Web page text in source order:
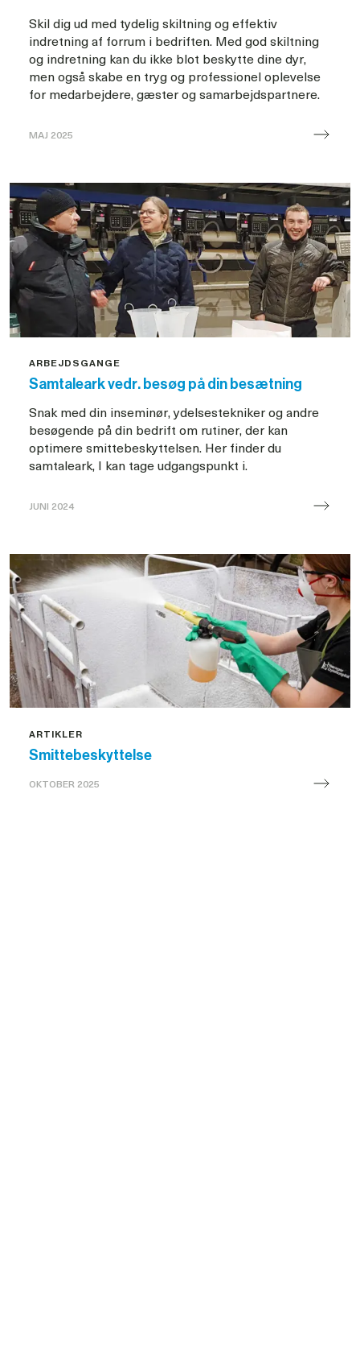
Skil dig ud med tydelig skiltning og effektiv
indretning af forrum i bedriften. Med god skiltning
og indretning kan du ikke blot beskytte dine dyr,
men også skabe en tryg og professionel oplevelse
for medarbejdere, gæster og samarbejdspartnere.
MAJ 2025
skiltning
folder
ARBEJDSGANGE
Samtaleark vedr. besøg på din besætning
Snak med din inseminør, ydelsestekniker og andre
besøgende på din bedrift om rutiner, der kan
optimere smittebeskyttelsen. Her finder du
samtaleark, I kan tage udgangspunkt i.
JUNI 2024
til
besøg
på
din
besætning
ARTIKLER
Smittebeskyttelse
OKTOBER 2025